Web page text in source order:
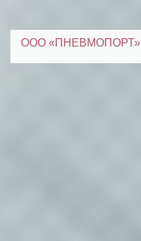
ООО «ПНЕВМОПОРТ»